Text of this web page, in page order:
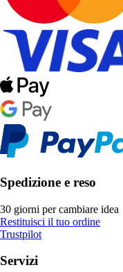
Spedizione e reso
30 giorni per cambiare idea
Restituisci il tuo ordine
Trustpilot
Servizi